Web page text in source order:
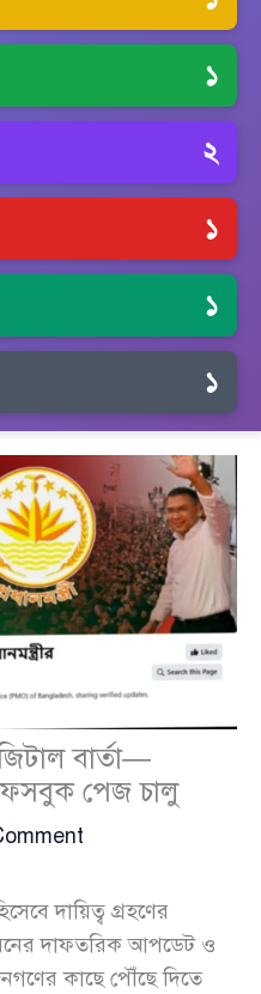
১
২
১
১
১
বার্তা—
ফেসবুক পেজ চালু
দায়িত্ব গ্রহণের
দাফতরিক আপডেট ও
কাছে পৌঁছে দিতে